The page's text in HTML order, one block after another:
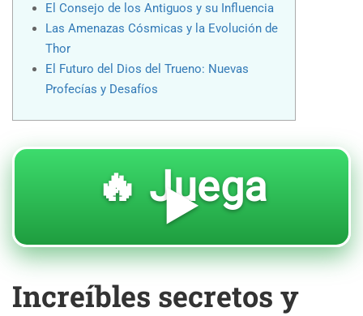
El Consejo de los Antiguos y su Influencia
Las Amenazas Cósmicas y la Evolución de
Thor
El Futuro del Dios del Trueno: Nuevas
Profecías y Desafíos
🔥 Juega
▶️
Increíbles secretos y